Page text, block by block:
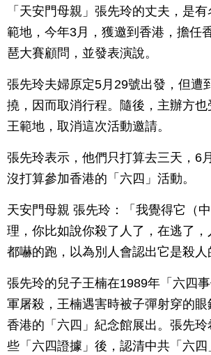
「天安門母親」張先玲的丈夫，是
範地，今年3月，獲邀到香港，擔任
琶大賽顧問，並發表演說。
張先玲夫婦原定5月29號出發，但遭
撓，因而取消行程。隨後，主辦方
王範地，取消這次活動邀請。
張先玲表示，他們只打算去三天，6
沒打算參加香港的「六四」活動。
天安門母親 張先玲：「我覺得它（
理，你比如說你殺了人了，在逃了
都嚇的跑，以為別人會認出它是殺人
張先玲的兒子王楠在1989年「六四
軍屠殺，王楠遇害時被子彈射穿的
香港的「六四」紀念館展出。張先
些「六四證據」後，認清中共「六四